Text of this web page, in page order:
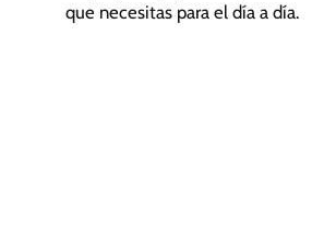
que necesitas para el día a día.